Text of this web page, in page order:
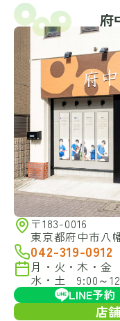
府
〒183-0016
東京都府中市八
042-319-0912
月・火・木・金
水・土 9:00～
LINE予約
店